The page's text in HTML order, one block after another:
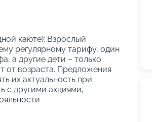
каюте): Взрослый
регулярному тарифу, один
а другие дети – только
от возраста. Предложения
их актуальность при
с другими акциями,